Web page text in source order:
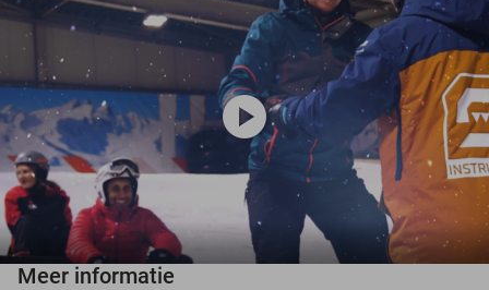
play_circle
Meer informatie